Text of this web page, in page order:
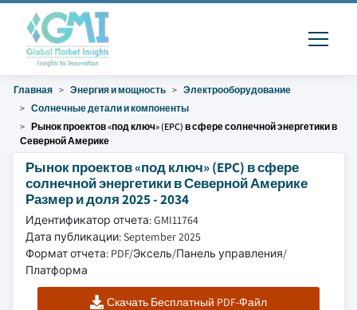
Главная Энергия и мощность
Электрооборудование
Солнечные детали и компоненты
Рынок проектов «под ключ» (EPC) в сфере солнечной энергетики в
Северной Америке
Рынок проектов «под ключ» (EPC) в сфере
солнечной энергетики в Северной Америке
Размер и доля 2025 - 2034
Идентификатор отчета: GMI11764
Дата публикации: September 2025
Формат отчета: PDF/Эксель/Панель управления/
Платформа
Скачать Бесплатный PDF-Файл